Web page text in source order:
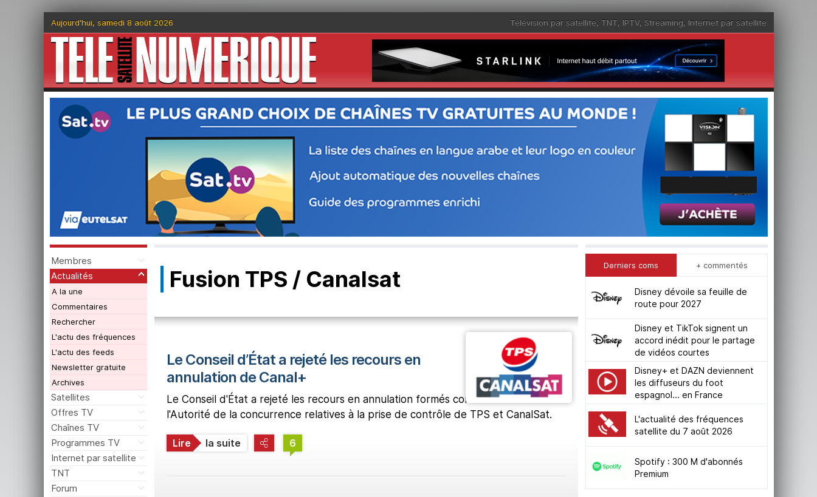
Aujourd'hui, samedi 8 août 2026 Télévision par satellite, TNT, IPTV, Streaming, Internet par satellite
Membres
Actualités
A la une
Commentaires
Rechercher
L'actu des fréquences
L'actu des feeds
Newsletter gratuite
Archives
Satellites
Offres TV
Chaînes TV
Programmes TV
Internet par satellite
TNT
Forum
Fusion TPS / Canalsat
Le Conseil d’État a rejeté les recours en
annulation de Canal+
Le Conseil d'État a rejeté les recours en annulation formés contre les décisions de
l'Autorité de la concurrence relatives à la prise de contrôle de TPS et CanalSat.
Lire la suite 6
Derniers coms + commentés
Disney dévoile sa feuille de
route pour 2027
Disney et TikTok signent un
accord inédit pour le partage
de vidéos courtes
Disney+ et DAZN deviennent
les diffuseurs du foot
espagnol... en France
L'actualité des fréquences
satellite du 7 août 2026
Spotify : 300 M d'abonnés
Premium